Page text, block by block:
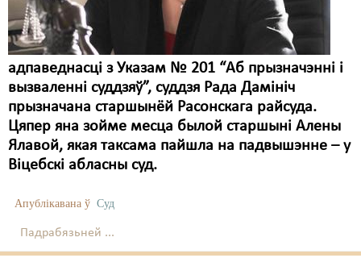
адпаведнасці з Указам № 201 “Аб прызначэнні і
вызваленні суддзяў”, суддзя Рада Дамініч
прызначана старшынёй Расонскага райсуда.
Цяпер яна зойме месца былой старшыні Алены
Ялавой, якая таксама пайшла на падвышэнне – у
Віцебскі абласны суд.
Апублікавана ў Суд
Падрабязьней ...
Культурныя правы
ЛПП
Мігранты
Мірныя сходы
Палітвязьні
Пэнітэнцыярная сыстэма